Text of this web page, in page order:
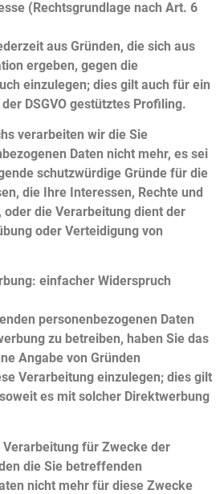
(Rechtsgrundlage nach Art. 6
aus Gründen, die sich aus
ergeben, gegen die
einzulegen; dies gilt auch für ein
DSGVO gestütztes Profiling.
verarbeiten wir die Sie
Daten nicht mehr, es sei
schutzwürdige Gründe für die
die Ihre Interessen, Rechte und
die Verarbeitung dient der
oder Verteidigung von
einfacher Widerspruch
personenbezogenen Daten
zu betreiben, haben Sie das
Angabe von Gründen
Verarbeitung einzulegen; dies gilt
es mit solcher Direktwerbung
für Zwecke der
die Sie betreffenden
nicht mehr für diese Zwecke